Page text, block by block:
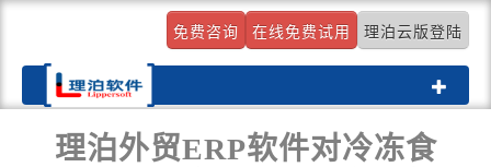
免费咨询 在线免费试用 理泊云版登陆
Toggle
理泊外贸ERP软件对冷冻食